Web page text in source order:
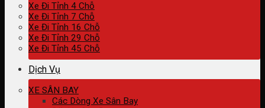
Xe Đi Tỉnh 4 Chỗ
Xe Đi Tỉnh 7 Chỗ
Xe Đi Tỉnh 16 Chỗ
Xe Đi Tỉnh 29 Chỗ
Xe Đi Tỉnh 45 Chỗ
Dịch Vụ
XE SÂN BAY
Các Dòng Xe Sân Bay